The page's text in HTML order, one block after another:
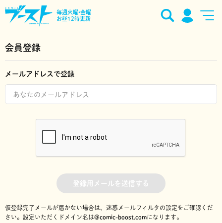
毎週火曜•金曜
お昼12時更新
会員登録
メールアドレスで登録
登録用メールを送信する
仮登録完了メールが届かない場合は、迷惑メールフィルタの設定をご確認くだ
さい。 設定いただくドメイン名は@comic-boost.comになります。